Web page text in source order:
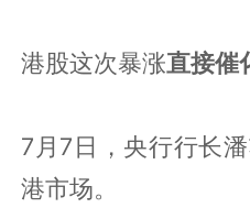
港股这次暴涨直接催
7月7日，央行行长
港市场。